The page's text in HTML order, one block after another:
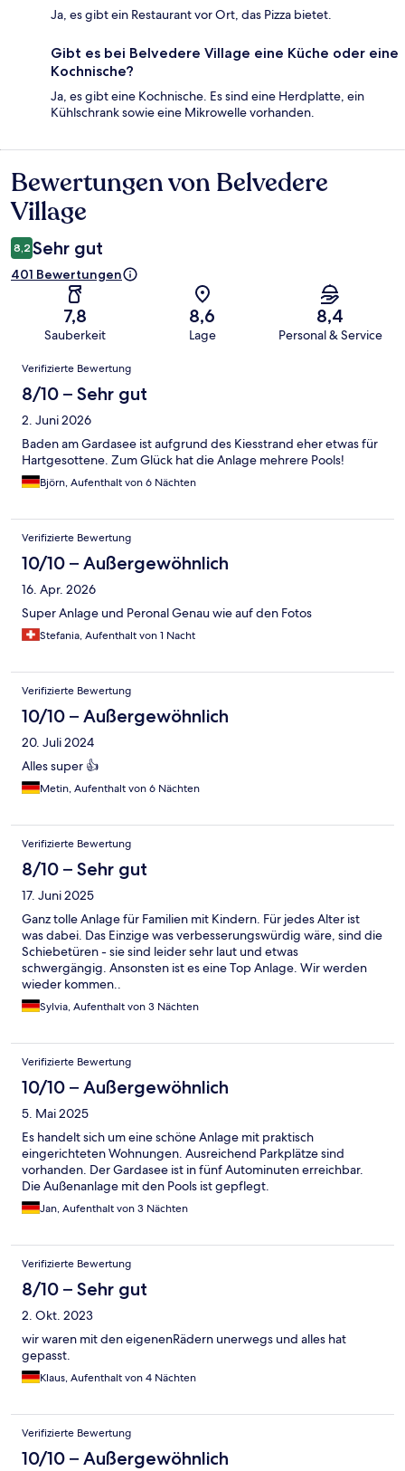
Ja, es gibt ein Restaurant vor Ort, das Pizza bietet.
Gibt es bei Belvedere Village eine Küche oder eine
Kochnische?
Ja, es gibt eine Kochnische. Es sind eine Herdplatte, ein
Kühlschrank sowie eine Mikrowelle vorhanden.
Bewertungen
Bewertungen von Belvedere
Village
8,2 Sehr gut
401 Bewertungen
7,8
Sauberkeit
8,6
Lage
8,4
Personal & Service
Bewertungen
Verifizierte Bewertung
8/10 – Sehr gut
2. Juni 2026
Baden am Gardasee ist aufgrund des Kiesstrand eher etwas für
Hartgesottene. Zum Glück hat die Anlage mehrere Pools!
Björn, Aufenthalt von 6 Nächten
Verifizierte Bewertung
10/10 – Außergewöhnlich
16. Apr. 2026
Super Anlage und Peronal Genau wie auf den Fotos
Stefania, Aufenthalt von 1 Nacht
Verifizierte Bewertung
10/10 – Außergewöhnlich
20. Juli 2024
Alles super 👍
Metin, Aufenthalt von 6 Nächten
Verifizierte Bewertung
8/10 – Sehr gut
17. Juni 2025
Ganz tolle Anlage für Familien mit Kindern. Für jedes Alter ist
was dabei. Das Einzige was verbesserungswürdig wäre, sind die
Schiebetüren - sie sind leider sehr laut und etwas
schwergängig. Ansonsten ist es eine Top Anlage. Wir werden
wieder kommen..
Sylvia, Aufenthalt von 3 Nächten
Verifizierte Bewertung
10/10 – Außergewöhnlich
5. Mai 2025
Es handelt sich um eine schöne Anlage mit praktisch
eingerichteten Wohnungen. Ausreichend Parkplätze sind
vorhanden. Der Gardasee ist in fünf Autominuten erreichbar.
Die Außenanlage mit den Pools ist gepflegt.
Jan, Aufenthalt von 3 Nächten
Verifizierte Bewertung
8/10 – Sehr gut
2. Okt. 2023
wir waren mit den eigenenRädern unerwegs und alles hat
gepasst.
Klaus, Aufenthalt von 4 Nächten
Verifizierte Bewertung
10/10 – Außergewöhnlich